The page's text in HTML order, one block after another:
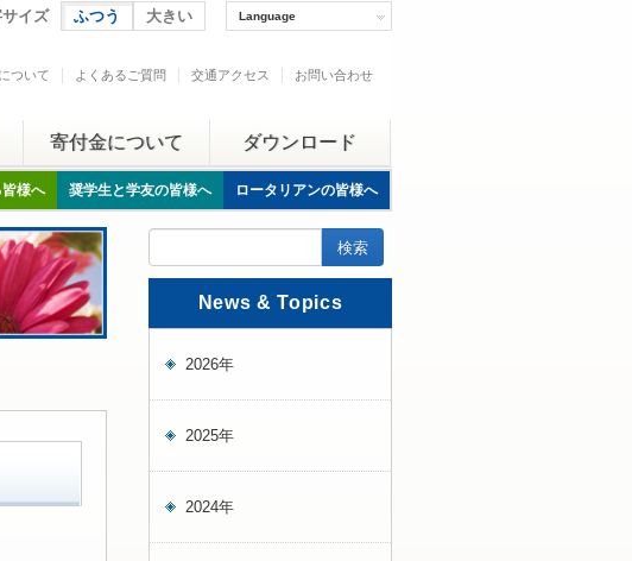
イズ ふつう 大きい Language
ついて よくあるご質問 交通アクセス お問い合わせ
寄付金について ダウンロード
様へ 奨学生と学友の皆様へ ロータリアンの皆様へ
News & Topics
2026年
2025年
2024年